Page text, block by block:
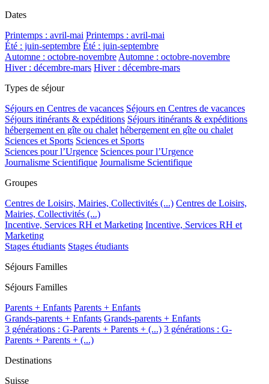
Dates
Printemps : avril-mai Printemps : avril-mai
Été : juin-septembre Été : juin-septembre
Automne : octobre-novembre Automne : octobre-novembre
Hiver : décembre-mars Hiver : décembre-mars
Types de séjour
Séjours en Centres de vacances Séjours en Centres de vacances
Séjours itinérants & expéditions Séjours itinérants & expéditions
hébergement en gîte ou chalet hébergement en gîte ou chalet
Sciences et Sports Sciences et Sports
Sciences pour l’Urgence Sciences pour l’Urgence
Journalisme Scientifique Journalisme Scientifique
Groupes
Centres de Loisirs, Mairies, Collectivités (...) Centres de Loisirs,
Mairies, Collectivités (...)
Incentive, Services RH et Marketing Incentive, Services RH et
Marketing
Stages étudiants Stages étudiants
Séjours Familles
Séjours Familles
Parents + Enfants Parents + Enfants
Grands-parents + Enfants Grands-parents + Enfants
3 générations : G-Parents + Parents + (...) 3 générations : G-
Parents + Parents + (...)
Destinations
Suisse